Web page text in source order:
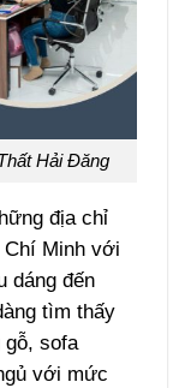
Hải Đăng
địa chỉ
Chí Minh với
dáng đến
tìm thấy
sofa
với mức